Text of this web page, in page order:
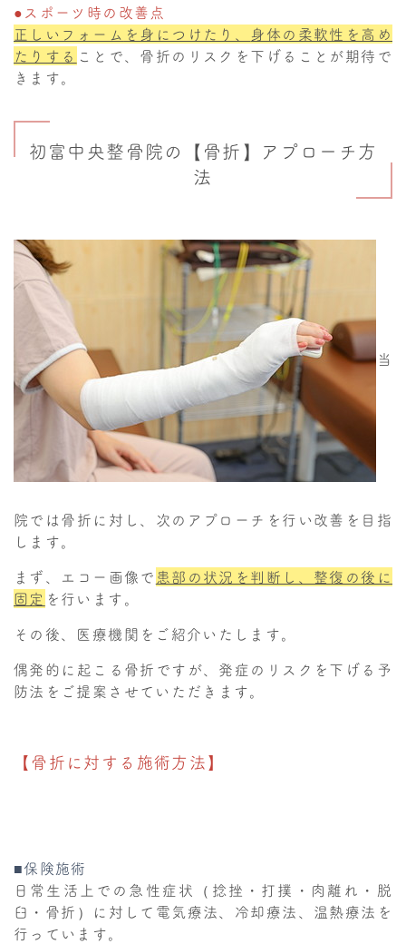
●スポーツ時の改善点
正しいフォーム を身につけたり、 身体の柔軟性を高め
たりする ことで、骨折のリスクを下げることが期待で
きます。
初富中央整骨院の【骨折】アプローチ方
法
当
院では骨折に対し、次のアプローチを行い改善を目指
します。
まず、エコー画像で 患部の状況を判断し、整復の後に
固定 を行います。
その後、医療機関をご紹介いたします。
偶発的に起こる骨折ですが、発症のリスクを下げる予
防法をご提案させていただきます。
【骨折に対する施術方法】
■保険施術
日常生活上での急性症状（捻挫・打撲・肉離れ・脱
臼・骨折）に対して電気療法、冷却療法、温熱療法を
行っています。